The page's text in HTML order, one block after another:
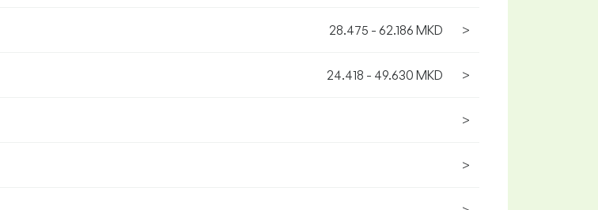
28.475 - 62.186 MKD >
24.418 - 49.630 MKD >
>
>